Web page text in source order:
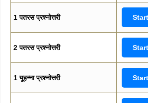
1 पतरस प्रश्नोत्तरी
2 पतरस प्रश्नोत्तरी
1 यूहन्ना प्रश्नोत्तरी